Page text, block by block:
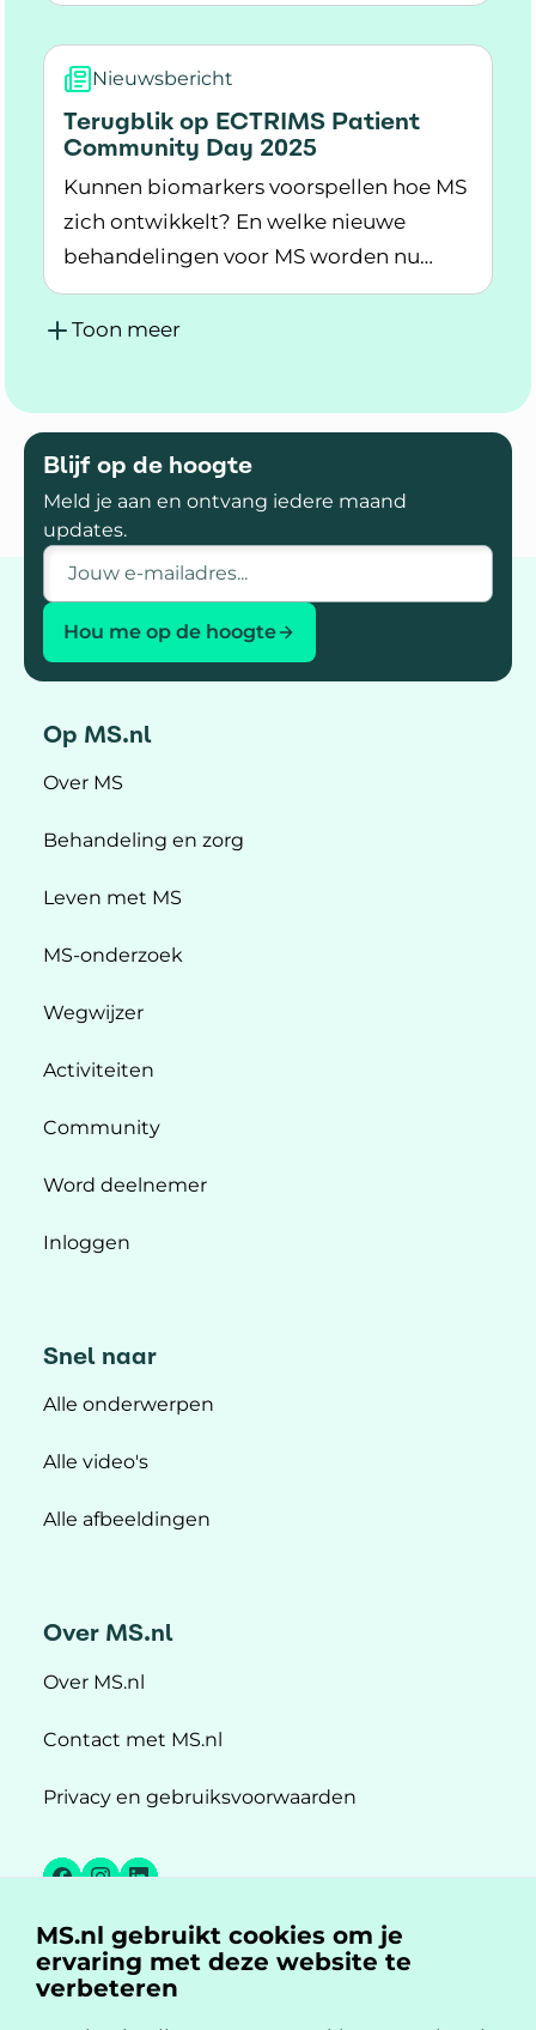
Nieuwsbericht
Terugblik op ECTRIMS Patient
Community Day 2025
Kunnen biomarkers voorspellen hoe MS
zich ontwikkelt? En welke nieuwe
behandelingen voor MS worden nu
getest? Onderzoekers spraken over
deze onderwerpen tijdens de ECTRIMS
Lees meer over Terugblik op ECTRIMS
Toon meer
Blijf op de hoogte
Meld je aan en ontvang iedere maand
updates.
E-mailadres
Hou me op de hoogte
Op MS.nl
Over MS
Behandeling en zorg
Leven met MS
MS-onderzoek
Wegwijzer
Activiteiten
Community
Word deelnemer
Inloggen
Snel naar
Alle onderwerpen
Alle video's
Alle afbeeldingen
Over MS.nl
Over MS.nl
Contact met MS.nl
Privacy en gebruiksvoorwaarden
Facebook
Instagram
LinkedIn
MS.nl is een initiatief van:
MS.nl gebruikt cookies om je
ervaring met deze website te
verbeteren